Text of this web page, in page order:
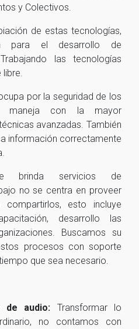
y Colectivos.
de estas tecnologías,
para el desarrollo de
las tecnologías
por la seguridad de los
maneja con la mayor
avanzadas. También
información correctamente
brinda servicios de
no se centra en proveer
esto incluye
desarrollo las
Buscamos su
procesos con soporte
que sea necesario.
de audio: Transformar lo
no contamos con